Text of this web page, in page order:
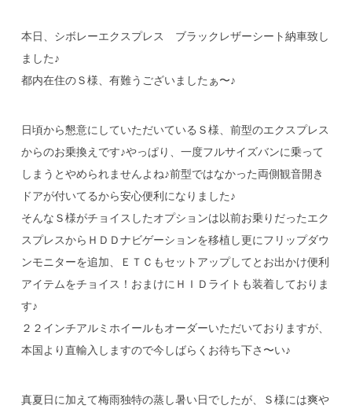
本日、シボレーエクスプレス ブラックレザーシート納車致し
ました♪
都内在住のＳ様、有難うございましたぁ〜♪
日頃から懇意にしていただいているＳ様、前型のエクスプレス
からのお乗換えです♪やっぱり、一度フルサイズバンに乗って
しまうとやめられませんよね♪前型ではなかった両側観音開き
ドアが付いてるから安心便利になりました♪
そんなＳ様がチョイスしたオプションは以前お乗りだったエク
スプレスからＨＤＤナビゲーションを移植し更にフリップダウ
ンモニターを追加、ＥＴＣもセットアップしてとお出かけ便利
アイテムをチョイス！おまけにＨＩＤライトも装着しておりま
す♪
２２インチアルミホイールもオーダーいただいておりますが、
本国より直輸入しますので今しばらくお待ち下さ〜い♪
真夏日に加えて梅雨独特の蒸し暑い日でしたが、Ｓ様には爽や